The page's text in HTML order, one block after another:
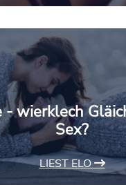
- wierklech
Sex?
LIEST ELO